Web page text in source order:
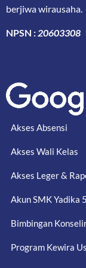
berjiwa wirausaha.
NPSN :20603308
Akses Absensi
Akses Wali Kelas
Akses Leger &
Akun SMK Yadika 5
Bimbingan
Program Kewira